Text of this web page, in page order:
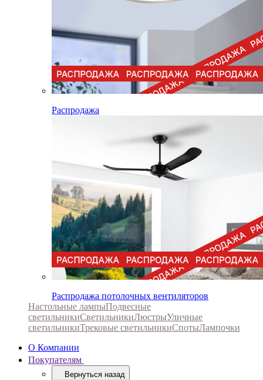
Распродажа
Распродажа потолочных вентиляторов
Настольные лампыПодвесные
светильникиСветильникиЛюстрыУличные
светильникиТрековые светильникиСпотыЛампочки
О Компании
Покупателям
Вернуться назад